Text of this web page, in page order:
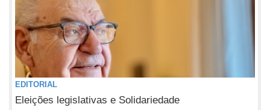
EDITORIAL
Eleições legislativas e Solidariedade